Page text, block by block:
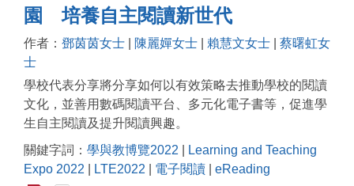
園 培養自主閱讀新世代
作者： 鄧茵茵女士 陳麗嬋女士 賴慧文女士
蔡曙虹女
士
學校代表分享將分享如何以有效策略去推動學校的閱讀
文化，並善用數碼閱讀平台、多元化電子書等，促進學
生自主閱讀及提升閱讀興趣。
關鍵字詞： 學與教博覽2022
Learning and Teaching
Expo 2022
LTE2022 電子閱讀 eReading